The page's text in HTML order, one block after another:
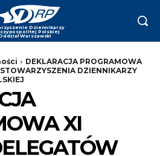
DEKLARACJA PROGRAMOWA
DZIENNIKARZY
XI